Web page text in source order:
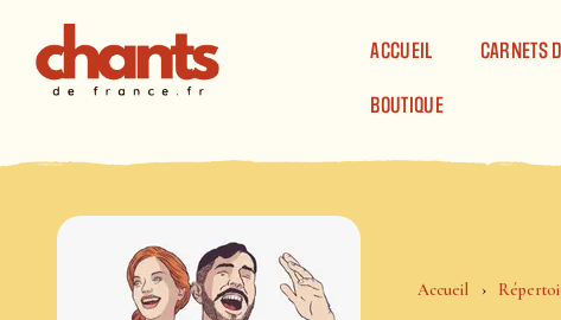
ACCUEIL
CARNETS
BOUTIQUE
Accueil